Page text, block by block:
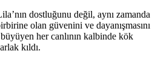
dostluğunu değil, aynı zamanda
olan güvenini ve dayanışmasını
her canlının kalbinde kök
kıldı.